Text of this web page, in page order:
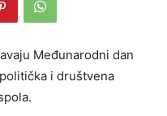
Međunarodni dan
i društvena